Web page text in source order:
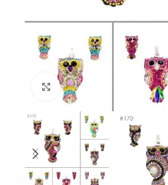
Click to enlarge